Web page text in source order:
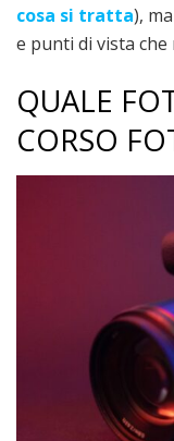
cosa si tratta),
e punti di vista
QUALE
CORSO